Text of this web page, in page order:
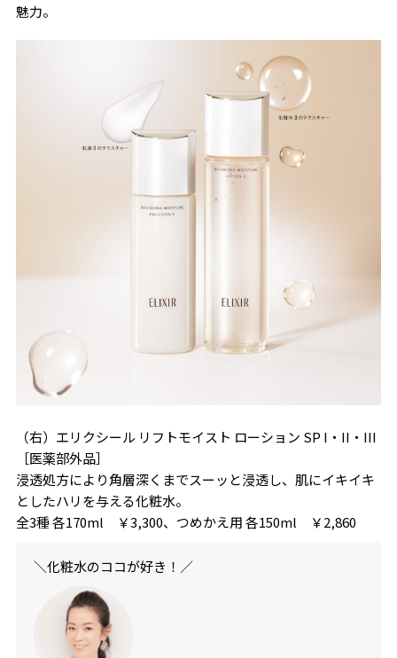
魅力。
（右）エリクシール リフトモイスト ローション SP I・II・III
［医薬部外品］
浸透処方により角層深くまでスーッと浸透し、肌にイキイキ
としたハリを与える化粧水。
全3種 各170ml ￥3,300、つめかえ用 各150ml ￥2,860
＼化粧水のココが好き！／